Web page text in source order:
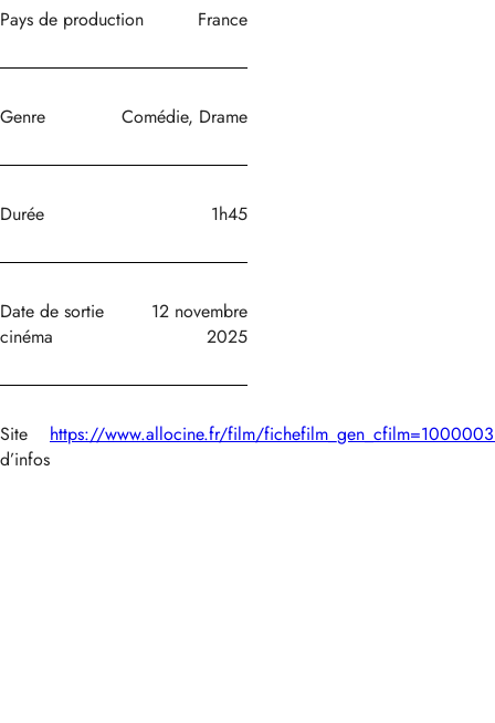
Pays de production France
Genre Comédie, Drame
Durée 1h45
Date de sortie
cinéma
12 novembre
2025
Site
d’infos
https://www.allocine.fr/film/